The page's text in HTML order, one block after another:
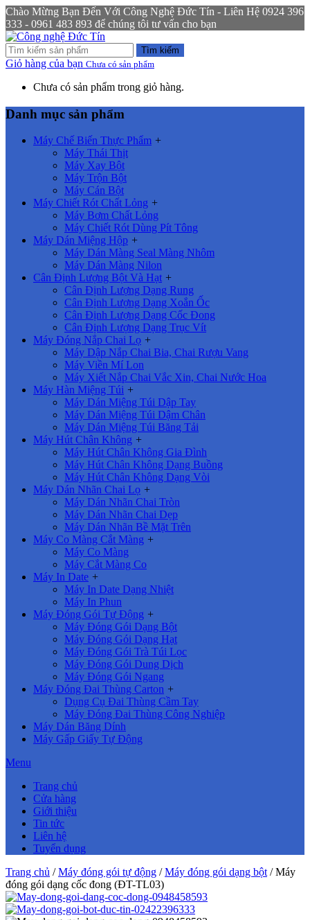
Chào Mừng Bạn Đến Với Công Nghệ Đức Tín - Liên Hệ 0924 396
333 - 0961 483 893 để chúng tôi tư vấn cho bạn
Tìm kiếm
Giỏ hàng của bạn Chưa có sản phẩm
Chưa có sản phẩm trong giỏ hàng.
Danh mục sản phẩm
Máy Chế Biến Thực Phẩm +
Máy Thái Thịt
Máy Xay Bột
Máy Trộn Bột
Máy Cán Bột
Máy Chiết Rót Chất Lỏng +
Máy Bơm Chất Lỏng
Máy Chiết Rót Dùng Pít Tông
Máy Dán Miệng Hộp +
Máy Dán Màng Seal Màng Nhôm
Máy Dán Màng Nilon
Cân Định Lượng Bột Và Hạt +
Cân Định Lượng Dạng Rung
Cân Định Lượng Dạng Xoắn Ốc
Cân Định Lượng Dạng Cốc Đong
Cân Định Lượng Dạng Trục Vít
Máy Đóng Nắp Chai Lọ +
Máy Dập Nắp Chai Bia, Chai Rượu Vang
Máy Viền Mí Lon
Máy Xiết Nắp Chai Vắc Xin, Chai Nước Hoa
Máy Hàn Miệng Túi +
Máy Dán Miệng Túi Dập Tay
Máy Dán Miệng Túi Dậm Chân
Máy Dán Miệng Túi Băng Tải
Máy Hút Chân Không +
Máy Hút Chân Không Gia Đình
Máy Hút Chân Không Dạng Buồng
Máy Hút Chân Không Dạng Vòi
Máy Dán Nhãn Chai Lọ +
Máy Dán Nhãn Chai Tròn
Máy Dán Nhãn Chai Dẹp
Máy Dán Nhãn Bề Mặt Trên
Máy Co Màng Cắt Màng +
Máy Co Màng
Máy Cắt Màng Co
Máy In Date +
Máy In Date Dạng Nhiệt
Máy In Phun
Máy Đóng Gói Tự Động +
Máy Đóng Gói Dạng Bột
Máy Đóng Gói Dạng Hạt
Máy Đóng Gói Trà Túi Lọc
Máy Đóng Gói Dung Dịch
Máy Đóng Gói Ngang
Máy Đóng Đai Thùng Carton +
Dụng Cụ Đai Thùng Cầm Tay
Máy Đóng Đai Thùng Công Nghiệp
Máy Dán Băng Dính
Máy Gấp Giấy Tự Động
Menu
Trang chủ
Cửa hàng
Giới thiệu
Tin tức
Liên hệ
Tuyển dụng
Trang chủ /Máy đóng gói tự động /Máy đóng gói dạng bột/ Máy
đóng gói dạng cốc đong (ĐT-TL03)